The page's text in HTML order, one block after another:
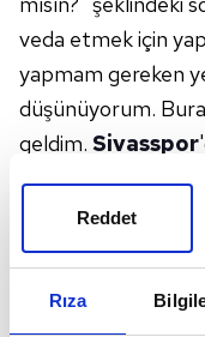
Rıza
Reddet
veda etmek için
yapmam gereken
düşünüyorum.
geldim. Sivasspor
Çok güzel bir 4 ay
bulunduğu durum
TakımımızınUEFA
bunu